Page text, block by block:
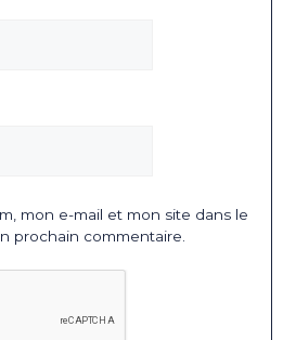
mon e-mail et mon site dans le
prochain commentaire.